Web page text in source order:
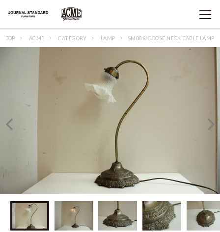
TOP ACME CATEGORY LAMP SM089/GOOSE NECK TABLE LAMP